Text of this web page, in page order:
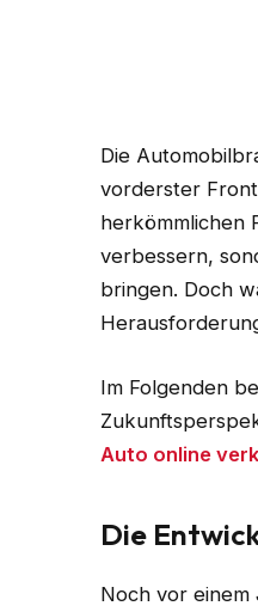
Die
vorderster
herkömmlichen
verbessern,
bringen. Doch
Im Folgenden
Auto online
Die
Noch vor